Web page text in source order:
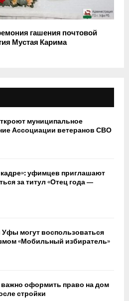
гашения почтовой
Мустая Карима
муниципальное
Ассоциации ветеранов СВО
кадре»: уфимцев приглашают
за титул «Отец года —
могут воспользоваться
«Мобильный избиратель»
оформить право на дом
стройки